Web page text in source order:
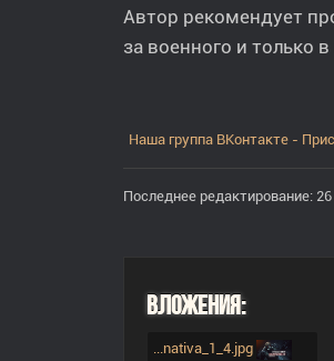
Автор рекомендует
за военного и только
Наша группа ВКонтакте -
Последнее редактирование:
Вложения:
...nativa_1_4.jpg